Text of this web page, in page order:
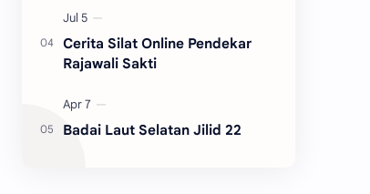
Cerita Silat Online Pendekar
Rajawali Sakti
Badai Laut Selatan Jilid 22